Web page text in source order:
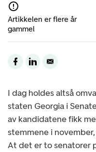
Artikkelen er flere år
gammel
I dag holdes altså
staten Georgia i
av kandidatene fikk
stemmene i
At det er to senatorer